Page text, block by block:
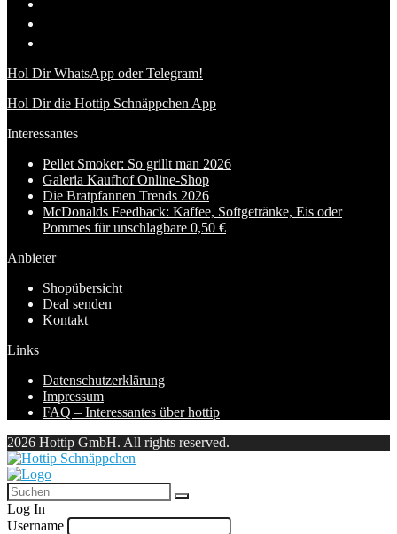
Hol Dir WhatsApp oder Telegram!
Hol Dir die Hottip Schnäppchen App
Interessantes
Pellet Smoker: So grillt man 2026
Galeria Kaufhof Online-Shop
Die Bratpfannen Trends 2026
McDonalds Feedback: Kaffee, Softgetränke, Eis oder
Pommes für unschlagbare 0,50 €
Anbieter
Shopübersicht
Deal senden
Kontakt
Links
Datenschutzerklärung
Impressum
FAQ – Interessantes über hottip
2026 Hottip GmbH. All rights reserved.
Log In
Username